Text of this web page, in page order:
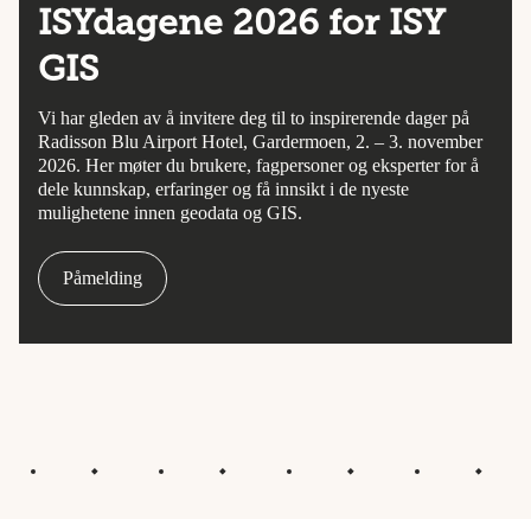
ISYdagene 2026 for ISY
GIS
Vi har gleden av å invitere deg til to inspirerende dager på
Radisson Blu Airport Hotel, Gardermoen, 2. – 3. november
2026. Her møter du brukere, fagpersoner og eksperter for å
dele kunnskap, erfaringer og få innsikt i de nyeste
mulighetene innen geodata og GIS.
Påmelding